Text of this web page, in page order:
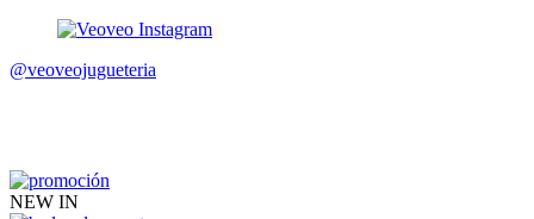
@veoveojugueteria
NEW IN